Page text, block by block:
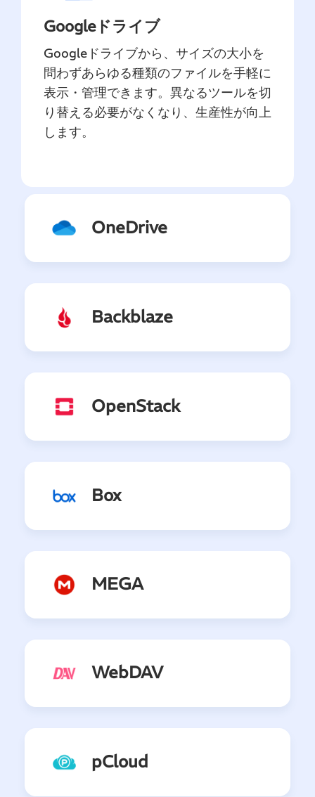
Googleドライブ
Googleドライブから、サイズの大小を
問わずあらゆる種類のファイルを手軽に
表示・管理できます。異なるツールを切
り替える必要がなくなり、生産性が向上
します。
OneDrive
Backblaze
OpenStack
Box
MEGA
WebDAV
pCloud